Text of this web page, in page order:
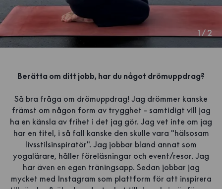
1 /2
Berätta om ditt jobb, har du något drömuppdrag?
Så bra fråga om drömuppdrag! Jag drömmer kanske
främst om någon form av trygghet - samtidigt vill jag
ha en känsla av frihet i det jag gör. Jag vet inte om jag
har en titel, i så fall kanske den skulle vara "hälsosam
livsstilsinspiratör". Jag jobbar bland annat som
yogalärare, håller föreläsningar och event/resor. Jag
har även en egen träningsapp. Sedan jobbar jag
mycket med Instagram som plattform för att inspirera